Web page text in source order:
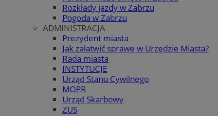
Rozkłady jazdy w Zabrzu
Pogoda w Zabrzu
ADMINISTRACJA
Prezydent miasta
Jak załatwić sprawę w Urzędzie Miasta?
Rada miasta
INSTYTUCJE
Urząd Stanu Cywilnego
MOPR
Urząd Skarbowy
ZUS